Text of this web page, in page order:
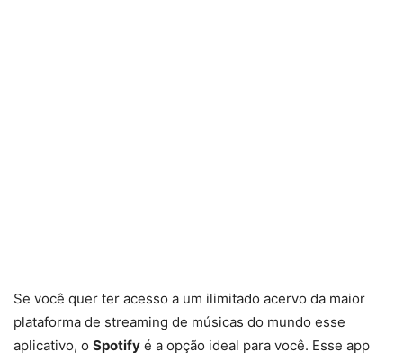
Se você quer ter acesso a um ilimitado acervo da maior
plataforma de streaming de músicas do mundo esse
aplicativo, o Spotify é a opção ideal para você. Esse app